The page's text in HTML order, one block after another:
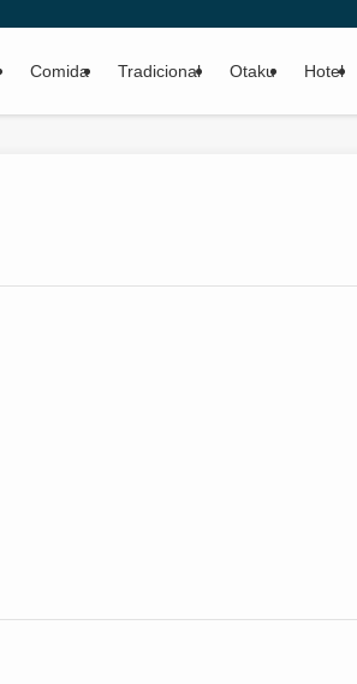
Comida Tradicional Otaku Hotel